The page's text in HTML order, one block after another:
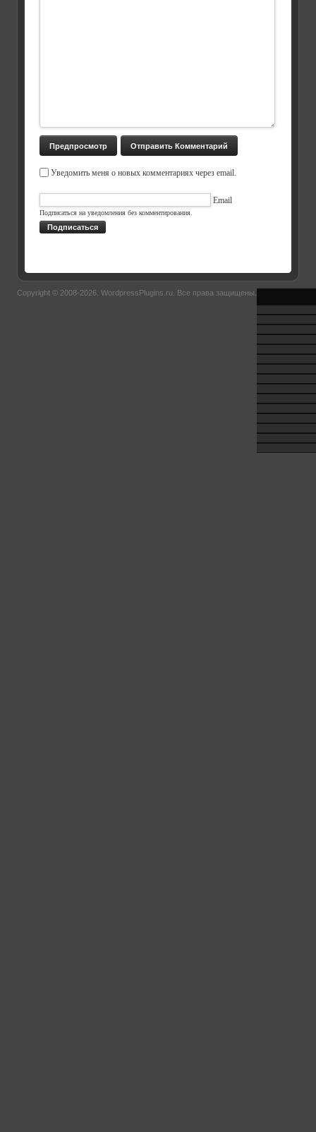
Уведомить меня о новых комментариях через email.
Email
Подписаться на уведомления без комментирования.
Подписаться
Copyright © 2008-2026. WordpressPlugins.ru . Все права защищены.